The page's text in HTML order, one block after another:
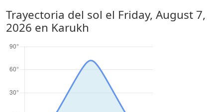
Trayectoria del sol el Friday, August 7,
2026 en Karukh